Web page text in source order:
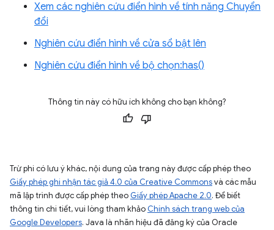
Xem các nghiên cứu điển hình về tính năng Chuyển
đổi
Nghiên cứu điển hình về cửa sổ bật lên
Nghiên cứu điển hình về bộ chọn:has()
Thông tin này có hữu ích không cho bạn không?
Trừ phi có lưu ý khác, nội dung của trang này được cấp phép theo
Giấy phép ghi nhận tác giả 4.0 của Creative Commonsvà các mẫu
mã lập trình được cấp phép theo Giấy phép Apache 2.0. Để biết
thông tin chi tiết, vui lòng tham khảo Chính sách trang web của
Google Developers. Java là nhãn hiệu đã đăng ký của Oracle